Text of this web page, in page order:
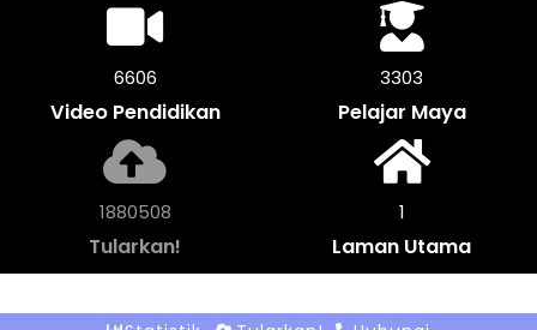
7290
Video Pendidikan
3645
Pelajar Maya
2075220
Tularkan!
1
Laman Utama